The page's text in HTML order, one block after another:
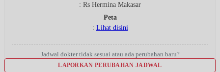
: Rs Hermina Makasar
Peta
: Lihat disini
Jadwal dokter tidak sesuai atau ada perubahan baru?
LAPORKAN PERUBAHAN JADWAL